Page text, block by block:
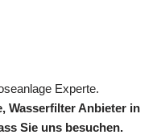
Experte.
Wasserfilter Anbieter in
Sie uns besuchen.